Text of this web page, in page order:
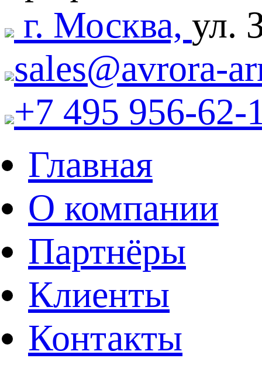
г. Москва, ул.
sales@avrora-
+7 495 956-62-
Главная
О компании
Партнёры
Клиенты
Контакты